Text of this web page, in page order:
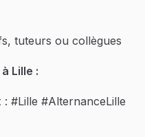
tuteurs ou collègues
Lille :
: #Lille #AlternanceLille